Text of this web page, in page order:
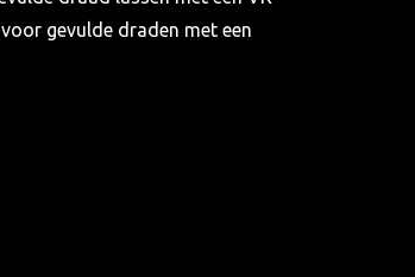
gevulde draden met een
een stabiele en nauwkeurige